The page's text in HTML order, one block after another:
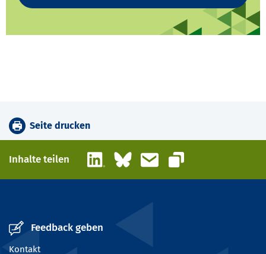
Seite drucken
Inhalte teilen LinkedInBlueskyE-Mail
Link kopieren
Feedback geben
Kontakt